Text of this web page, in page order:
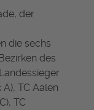
der
die sechs
des
TC Aalen
TC